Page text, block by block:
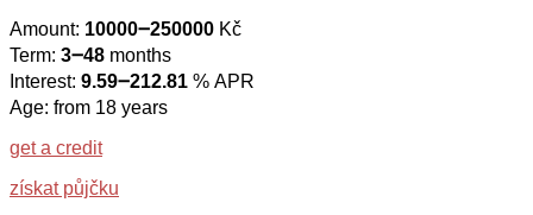
Amount: 10000౼250000 Kč
Term: 3౼48 months
Interest: 9.59౼212.81 % APR
Age: from 18 years
get a credit
získat půjčku